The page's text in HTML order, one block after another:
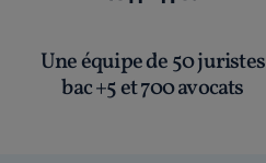
Une équipe de 50 juristes
bac +5 et 700 avocats